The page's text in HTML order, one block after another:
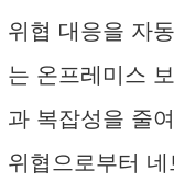
위협 대응을 자
는 온프레미스
과 복잡성을 줄
위협으로부터